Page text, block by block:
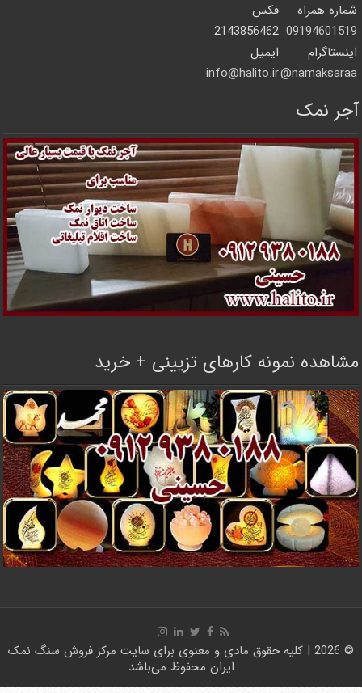
شماره همراه
فکس
09194601519
2143856462
اینستاگرام
ایمیل
namaksaraa@
info@halito.ir
آجر نمک
مشاهده نمونه کارهای تزیینی + خرید
© 2026 | کلیه حقوق مادی و معنوی برای سایت
مرکز فروش سنگ نمک
ایرانمحفوظ می‌باشد